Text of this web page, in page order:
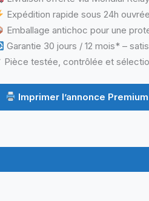
Expédition rapide sous 24h
Emballage antichoc pour une
Garantie 30 jours / 12 mois* –
Pièce testée, contrôlée et
Imprimer l’annonce Premium